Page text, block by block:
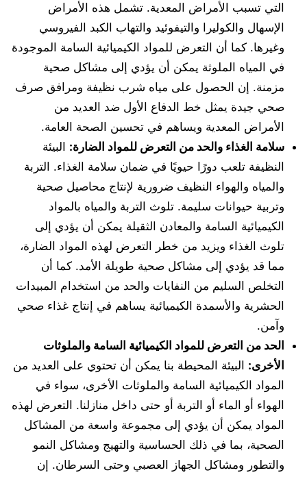
التي تسبب الأمراض المعدية. تشمل هذه الأمراض
الإسهال والكوليرا والتيفوئيد والتهاب الكبد الفيروسي
وغيرها. كما أن التعرض للمواد الكيميائية السامة الموجودة
في المياه الملوثة يمكن أن يؤدي إلى مشاكل صحية
مزمنة. إن الحصول على مياه شرب نظيفة ومرافق صرف
صحي جيدة يمثل خط الدفاع الأول ضد العديد من
الأمراض المعدية ويساهم في تحسين الصحة العامة.
سلامة الغذاء والحد من التعرض للمواد الضارة: البيئة
النظيفة تلعب دورًا حيويًا في ضمان سلامة الغذاء. التربة
والمياه والهواء النظيف ضرورية لإنتاج محاصيل صحية
وتربية حيوانات سليمة. تلوث التربة والمياه بالمواد
الكيميائية السامة والمعادن الثقيلة يمكن أن يؤدي إلى
تلوث الغذاء ويزيد من خطر التعرض لهذه المواد الضارة،
مما قد يؤدي إلى مشاكل صحية طويلة الأمد. كما أن
التخلص السليم من النفايات والحد من استخدام المبيدات
الحشرية والأسمدة الكيميائية يساهم في إنتاج غذاء صحي
وآمن.
الحد من التعرض للمواد الكيميائية السامة والملوثات
الأخرى: البيئة المحيطة بنا يمكن أن تحتوي على العديد من
المواد الكيميائية السامة والملوثات الأخرى، سواء في
الهواء أو الماء أو التربة أو حتى داخل منازلنا. التعرض لهذه
المواد يمكن أن يؤدي إلى مجموعة واسعة من المشاكل
الصحية، بما في ذلك الحساسية والتهيج ومشاكل النمو
والتطور ومشاكل الجهاز العصبي وحتى السرطان. إن